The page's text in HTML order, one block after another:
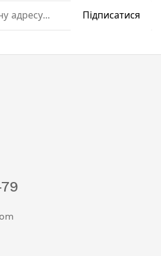
Підписатися